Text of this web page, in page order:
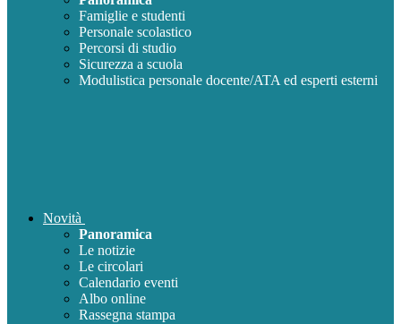
Famiglie e studenti
Personale scolastico
Percorsi di studio
Sicurezza a scuola
Modulistica personale docente/ATA ed esperti esterni
Novità
Panoramica
Le notizie
Le circolari
Calendario eventi
Albo online
Rassegna stampa